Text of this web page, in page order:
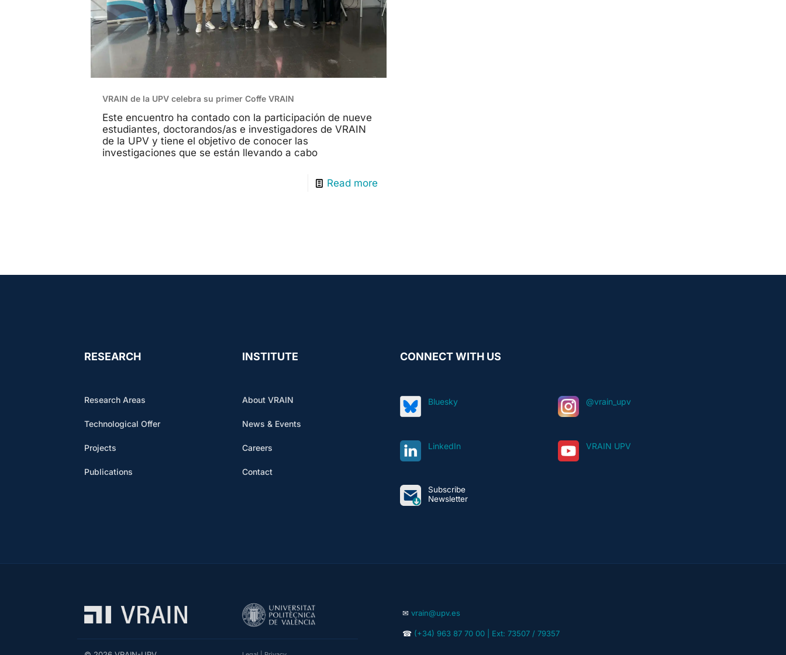
VRAIN de la UPV celebra su primer Coffe VRAIN
Este encuentro ha contado con la participación de nueve
estudiantes, doctorandos/as e investigadores de VRAIN
de la UPV y tiene el objetivo de conocer las
investigaciones que se están llevando a cabo
Read more
RESEARCH
Research Areas
Technological Offer
Projects
Publications
INSTITUTE
About VRAIN
News & Events
Careers
Contact
CONNECT WITH US
Bluesky @vrain_upv
LinkedIn VRAIN UPV
Subscribe
Newsletter
✉ vrain@upv.es
☎ (+34) 963 87 70 00 | Ext: 73507 / 79357